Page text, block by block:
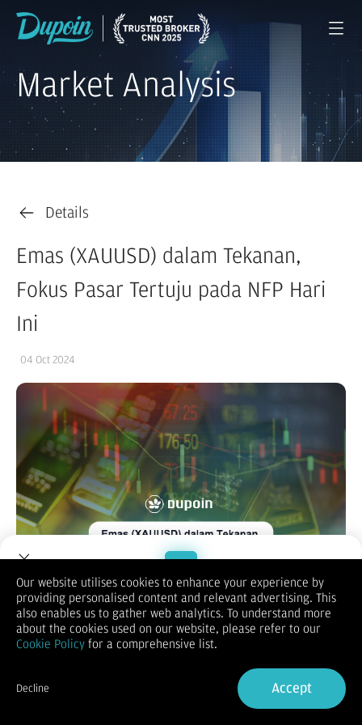
Market Analysis
Details
Emas (XAUUSD) dalam Tekanan,
Fokus Pasar Tertuju pada NFP Hari
Ini
04 Oct 2024
Harga emas hari Kamis (4/10), (XAU/USD) terpantau lebih
rendah, diperdagangkan di kisaran $2.640 per troy ons. Harga
ini berada di bawah rekor tertinggi $2.685 yang diraih minggu
mendominasi pasar. Kondisi ini dipengaruhi oleh memudarnya
ekspektasi bahwa Federal Reserve (The Fed) akan melanjutkan
penurunan suku bunga secara agresif di Amerika Serikat.
Welcome to Dupoin.
Trade with a Trusted Broker
Sign in
Our website utilises cookies to enhance your experience by
providing personalised content and relevant advertising. This
also enables us to gather web analytics. To understand more
about the cookies used on our website, please refer to our
Cookie Policy for a comprehensive list.
Decline Accept